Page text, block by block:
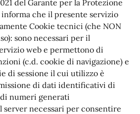
del Garante per la Protezione
che il presente servizio
Cookie tecnici (che NON
sono necessari per il
web e permettono di
(c.d. cookie di navigazione) e
di sessione il cui utilizzo è
di dati identificativi di
numeri generati
server necessari per consentire